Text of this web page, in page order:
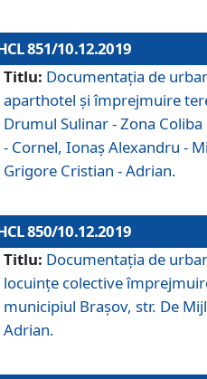
851/10.12.2019
Titlu: Documentaţia de
aparthotel şi împrejmuire
Drumul Sulinar - Zona
- Cornel, Ionaş Alexandru -
Grigore Cristian - Adrian.
850/10.12.2019
Titlu: Documentaţia de
locuințe colective
municipiul Braşov, str. De
Adrian.